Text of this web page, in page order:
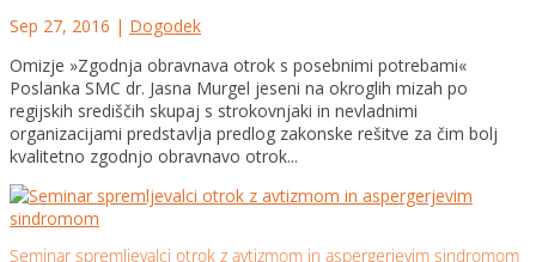
Sep 27, 2016 | Dogodek
Omizje »Zgodnja obravnava otrok s posebnimi potrebami«
Poslanka SMC dr. Jasna Murgel jeseni na okroglih mizah po
regijskih središčih skupaj s strokovnjaki in nevladnimi
organizacijami predstavlja predlog zakonske rešitve za čim bolj
kvalitetno zgodnjo obravnavo otrok...
Seminar spremljevalci otrok z avtizmom in aspergerjevim sindromom